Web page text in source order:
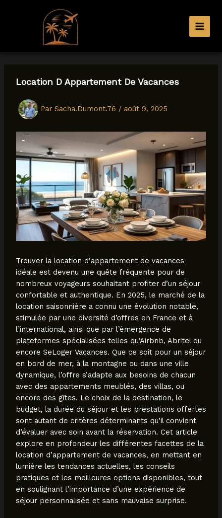
Aller
contenuLocation D Appartement De Vacances
Par Sacha.Dumont.76 / août 9, 2025
Trouver la location d’appartement de vacances
idéale est devenu une quête fréquente pour de
nombreux voyageurs souhaitant profiter d’un séjour
confortable et authentique. En 2025, le marché de la
location saisonnière a connu une évolution notable,
stimulée par une diversité d’offres en France et à
l’international, ainsi que par l’émergence de
plateformes spécialisées telles qu’Airbnb, Abritel ou
encore SeLoger Vacances. Que ce soit pour un séjour
en bord de mer, à la montagne ou dans une ville
dynamique, l’offre s’adapte aux besoins de chacun
avec des appartements meublés, des villas, ou
encore des gîtes. Le choix de la destination, le
budget, la durée du séjour et les prestations offertes
sont autant de critères déterminants qu’il convient
d’évaluer avec soin avant la réservation. Cet article
explore en profondeur les différentes facettes de la
location d’appartement de vacances, en mettant en
lumière les tendances actuelles, les conseils
pratiques et les meilleures options disponibles, tout
en soulignant l’importance d’une expérience de
séjour personnalisée et sans mauvaise surprise.